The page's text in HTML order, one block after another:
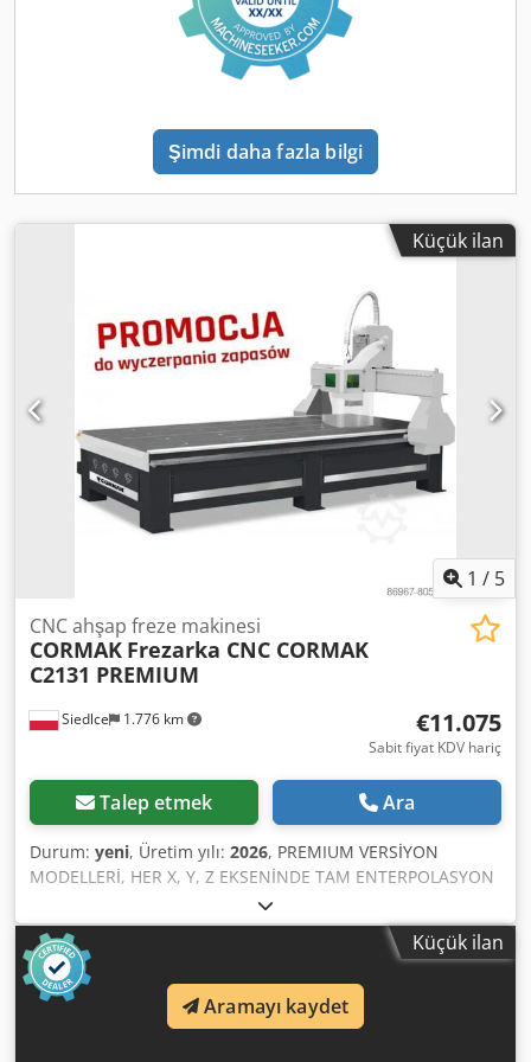
sayıda siparişi olan şirketlerin beklentilerini de karşılıyor.
Tesislerimizde her makine için fiyata dahil eğitim! Teknik
özellikler İş mili 3,7 kW / 18000 rpm inverter, hava
Yazılım çözünürlüğü 0,001 mm Güç kaynağı 400V Ağırlık
450 kg Makine boyutları 2000x1800x1640 mm Dcsdpfx
Aboiz Avvousk Masa yüksekliği 715 mm Lineer kılavuzlar
DİKKAT! Makine, son G kodu yolu için bir hafıza fonksiyonu
ile donatılmıştır. Elektrik kesilmesi veya kesintisi
noktadan işe başlar. Ekipman Tesviye ayakları, Hortum,
sıkıştırma pençeleri, Vidalar, Anahtarlar, 2 kutu kesici,
Burçlar 1/8, 1/2 ve 5-6 mm Daha fazla bilgi için lütfen
bizimle iletişime geçmekten çekinmeyin.
Şimdi daha fazla bilgi
Küçük ilan
1 / 5
Siedlce 1.776 km
CNC ahşap freze makinesi
CORMAK Frezarka CNC CORMAK
C2131 PREMIUM
€11.075
Sabit fiyat KDV hariç
Talep etmek Ara
Durum: yeni, Üretim yılı: 2026, PREMIUM VERSİYON
MODELLERİ, HER X, Y, Z EKSENİNDE TAM ENTERPOLASYON
İLE ÇALIŞAN, YÜKSEK RİJİTLİK VE MAKSİMUM ÇÖZÜNÜRLÜK
HASSASİYETİYLE ÖZELLİKLİDİR. Geniş konfigürasyon
yelpazesi nedeniyle malzeme işleme için tasarlanmış
yüksek sınıf bir CNC freze makinesi birçok endüstride
kullanılmaktadır: endüstriyel, elektronik, kaynak,
marangozluk, reklamcılık vb. Bunlar, kullanımı kolay CNC
Küçük ilan
Aramayı kaydet